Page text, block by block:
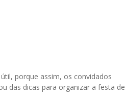
porque assim, os convidados
das dicas para organizar a festa de